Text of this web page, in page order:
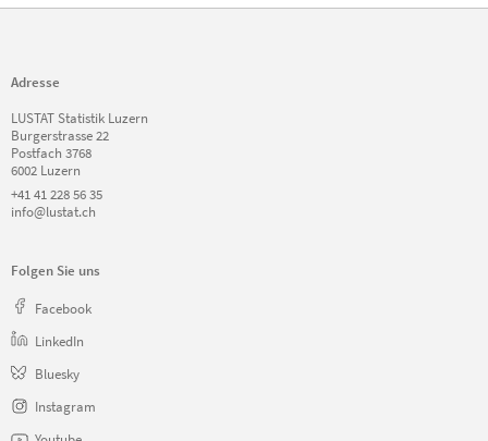
Adresse
LUSTAT Statistik Luzern
Burgerstrasse 22
Postfach 3768
6002 Luzern
+41 41 228 56 35
info@lustat.ch
Folgen Sie uns
Facebook
LinkedIn
Bluesky
Instagram